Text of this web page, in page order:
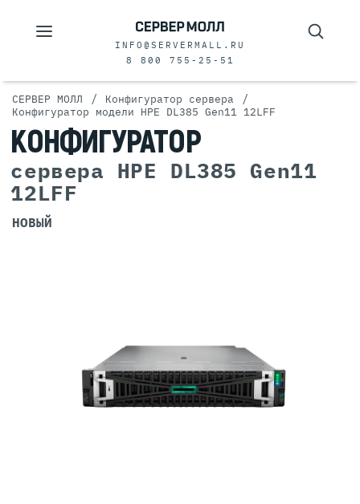
INFO@SERVERMALL.RU
8 800 755-25-51
СЕРВЕР МОЛЛ / Конфигуратор сервера /
Конфигуратор модели HPE DL385 Gen11 12LFF
КОНФИГУРАТОР
сервера HPE DL385 Gen11
12LFF
НОВЫЙ